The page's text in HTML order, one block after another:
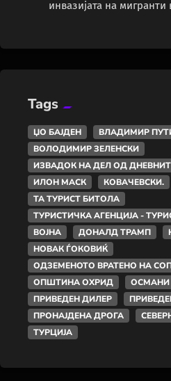
инвазијата на мигранти
Tags
ЏО БАЈДЕН
ВЛАДИМИР
ВОЛОДИМИР ЗЕЛЕНСКИ
ИЗВАДОК НА ДЕЛ ОД
ИЛОН МАСК
КОВАЧЕВСКИ.
ТА ТУРИСТ БИТОЛА
ТУРИСТИЧКА АГЕНЦИЈА -
ВОЈНА
ДОНАЛД ТРАМП
НОВАК ЃОКОВИЌ
ОДЗЕМЕНОТО ВРАТЕНО НА
ОПШТИНА ОХРИД
ОСМАНИ
ПРИВЕДЕН ДИЛЕР
ПРОНАЈДЕНА ДРОГА
ТУРЦИЈА